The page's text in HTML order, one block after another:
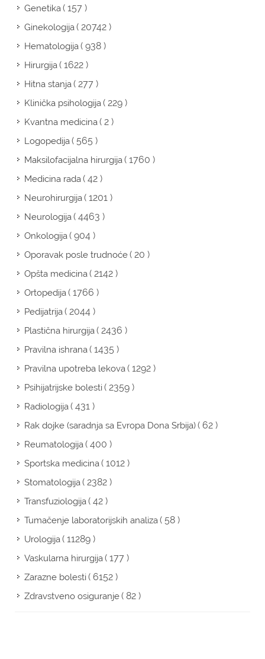
Genetika( 157 )
Ginekologija( 20742 )
Hematologija( 938 )
Hirurgija( 1622 )
Hitna stanja( 277 )
Klinička psihologija( 229 )
Kvantna medicina( 2 )
Logopedija( 565 )
Maksilofacijalna hirurgija( 1760 )
Medicina rada( 42 )
Neurohirurgija( 1201 )
Neurologija( 4463 )
Onkologija( 904 )
Oporavak posle trudnoće( 20 )
Opšta medicina( 2142 )
Ortopedija( 1766 )
Pedijatrija( 2044 )
Plastična hirurgija( 2436 )
Pravilna ishrana( 1435 )
Pravilna upotreba lekova( 1292 )
Psihijatrijske bolesti( 2359 )
Radiologija( 431 )
Rak dojke (saradnja sa Evropa Dona Srbija)( 62 )
Reumatologija( 400 )
Sportska medicina( 1012 )
Stomatologija( 2382 )
Transfuziologija( 42 )
Tumačenje laboratorijskih analiza( 58 )
Urologija( 11289 )
Vaskularna hirurgija( 177 )
Zarazne bolesti( 6152 )
Zdravstveno osiguranje( 82 )